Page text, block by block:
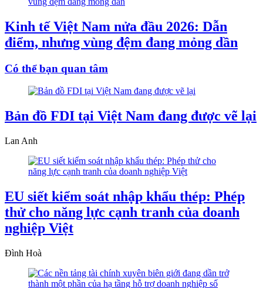
Kinh tế Việt Nam nửa đầu 2026: Dẫn
điểm, nhưng vùng đệm đang mỏng dần
Có thể bạn quan tâm
Bản đồ FDI tại Việt Nam đang được vẽ lại
Lan Anh
EU siết kiểm soát nhập khẩu thép: Phép
thử cho năng lực cạnh tranh của doanh
nghiệp Việt
Đình Hoà